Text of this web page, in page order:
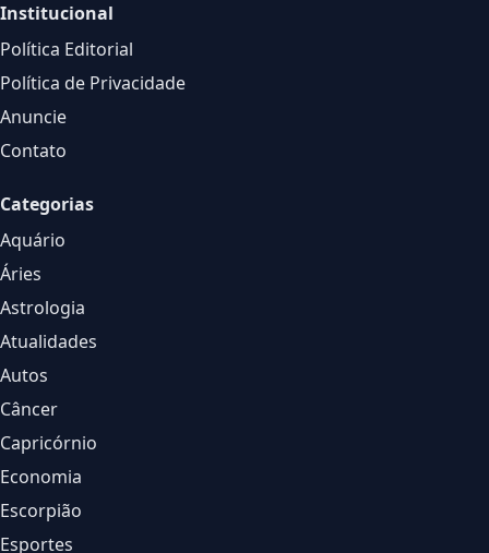
Institucional
Política Editorial
Política de Privacidade
Anuncie
Contato
Categorias
Aquário
Áries
Astrologia
Atualidades
Autos
Câncer
Capricórnio
Economia
Escorpião
Esportes